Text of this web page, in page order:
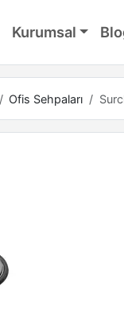
Kurumsal
Ofis Sehpaları